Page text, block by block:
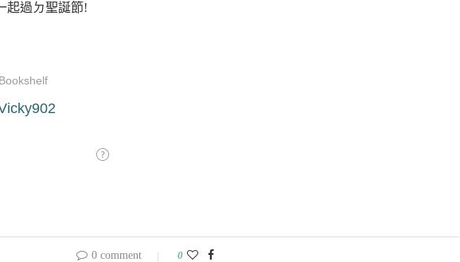
起過ㄉ聖誕節!
0 comment 0